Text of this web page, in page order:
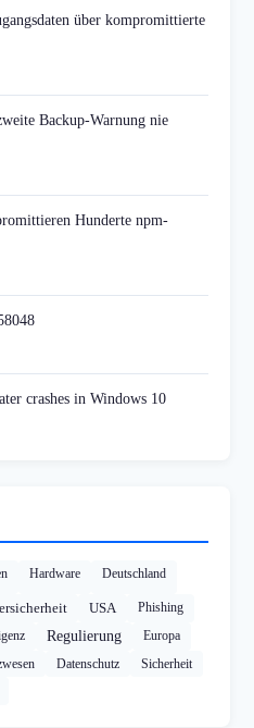
über kompromittierte
Backup-Warnung nie
Hunderte npm-
crashes in Windows 10
Hardware Deutschland
USA Phishing
Regulierung
Europa
Datenschutz Sicherheit